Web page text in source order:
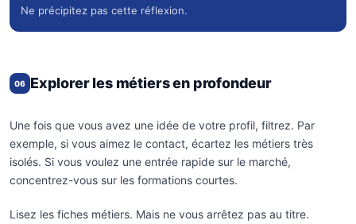
Ne précipitez pas cette réflexion.
06 Explorer les métiers en profondeur
Une fois que vous avez une idée de votre profil, filtrez. Par
exemple, si vous aimez le contact, écartez les métiers très
isolés. Si vous voulez une entrée rapide sur le marché,
concentrez-vous sur les formations courtes.
Lisez les fiches métiers. Mais ne vous arrêtez pas au titre.